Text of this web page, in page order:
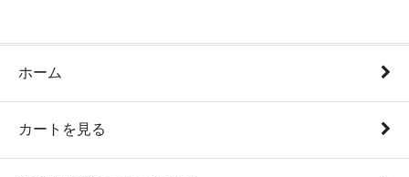
ホーム
カートを見る